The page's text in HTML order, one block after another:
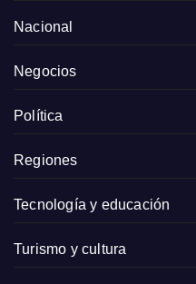
Nacional
Negocios
Política
Regiones
Tecnología y educación
Turismo y cultura